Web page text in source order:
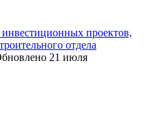
проектов,
отдела
21 июля